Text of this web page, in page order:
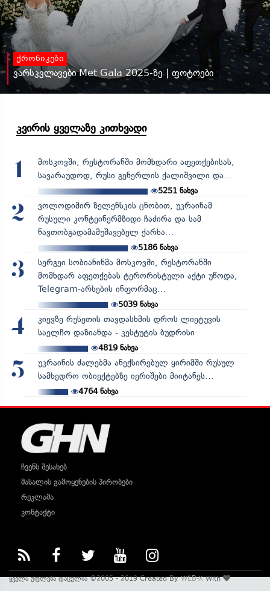
ქრონიკები
ვარსკვლავები Met Gala 2025-ზე | ფოტოები
კვირის ყველაზე კითხვადი
1
მოსკოვში, რესტორანში მომხდარი აფეთქებისას,
სავარაუდოდ, რუსი გენერლის ქალიშვილი და...
5251 ნახვა
2
ვოლოდიმირ ზელენსკის ცნობით, უკრაინამ
რუსული კონტეინერმზიდი ჩაძირა და სამ
ნავთობგადამამუშავებელ ქარხა...
5186ნახვა
3
სერგეი სობიანინმა მოსკოვში, რესტორანში
მომხდარ აფეთქებას ტერორისტული აქტი უწოდა,
Telegram-არხების ინფორმაც...
5039ნახვა
4
კიევზე რუსეთის თავდასხმის დროს ლიეტუვის
საელჩო დაზიანდა - კესტუტის ბუდრისი
4819ნახვა
5
უკრაინის ძალებმა ანექსირებულ ყირიმში რუსულ
სამხედრო ობიექტებზე იერიშები მიიტანეს...
4764ნახვა
ჩვენს შესახებ
მასალის გამოყენების პირობები
რეკლამა
კონტაქტი
ყველა უფლება დაცულია ©2005 - 2019 Created ByWEB-XWith